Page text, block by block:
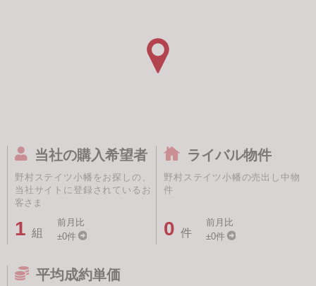
当社の購入希望者
野村ステイツ小幡をお探しの、
当社サイトに登録されているお
客さま
1 組
前月比
±0件
ライバル物件
野村ステイツ小幡の売出し中物
件
0 件
前月比
±0件
平均成約単価